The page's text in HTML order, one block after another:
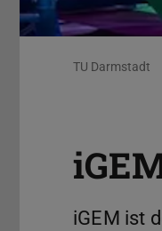
Sie befinden
TU Darmstadt
iGEM ist